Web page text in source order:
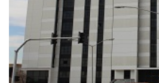
فناوری دانشگاه شریف
اداری, فرهنگی